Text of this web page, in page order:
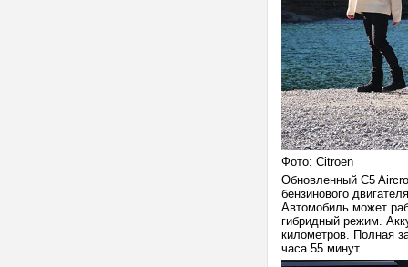
Фото: Citroen
Обновленный C5
бензинового
Автомобиль может
гибридный режим.
километров. Полная
часа 55 минут.